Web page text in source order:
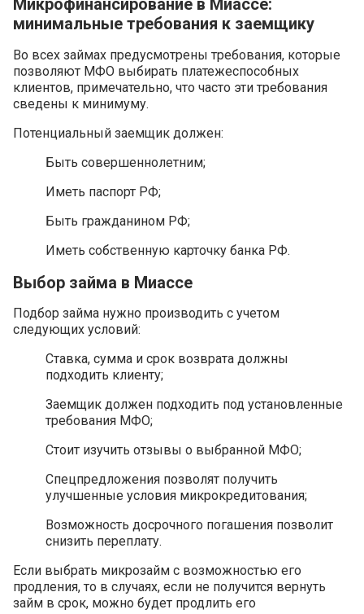
Микрофинансирование в Миассе:
минимальные требования к заемщику
Во всех займах предусмотрены требования, которые
позволяют МФО выбирать платежеспособных
клиентов, примечательно, что часто эти требования
сведены к минимуму.
Потенциальный заемщик должен:
Быть совершеннолетним;
Иметь паспорт РФ;
Быть гражданином РФ;
Иметь собственную карточку банка РФ.
Выбор займа в Миассе
Подбор займа нужно производить с учетом
следующих условий:
Ставка, сумма и срок возврата должны
подходить клиенту;
Заемщик должен подходить под установленные
требования МФО;
Стоит изучить отзывы о выбранной МФО;
Спецпредложения позволят получить
улучшенные условия микрокредитования;
Возможность досрочного погашения позволит
снизить переплату.
Если выбрать микрозайм с возможностью его
продления, то в случаях, если не получится вернуть
займ в срок, можно будет продлить его